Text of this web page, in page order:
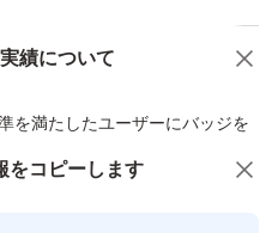
績について
を満たしたユーザーにバッジを
商品への質問
をコピーします
スメ